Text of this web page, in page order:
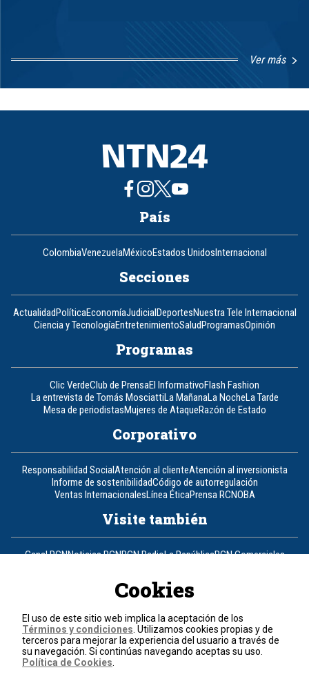
Ver más
8
País
ColombiaVenezuelaMéxicoEstados UnidosInternacional
Secciones
ActualidadPolíticaEconomíaJudicialDeportesNuestra Tele Internacional
Ciencia y TecnologíaEntretenimientoSaludProgramasOpinión
Programas
Clic VerdeClub de PrensaEl InformativoFlash Fashion
La entrevista de Tomás MosciattiLa MañanaLa NocheLa Tarde
Mesa de periodistasMujeres de AtaqueRazón de Estado
Corporativo
Responsabilidad SocialAtención al clienteAtención al inversionista
Informe de sostenibilidadCódigo de autorregulación
Ventas InternacionalesLínea ÉticaPrensa RCNOBA
Visite también
Canal RCNNoticias RCNRCN RadioLa RepúblicaRCN Comerciales
Un producto de RCN Televisión
Contáctenos
Teléfono+57 (601) 426 92 92
Cookies
El uso de este sitio web implica la aceptación de los
Términos y condiciones . Utilizamos cookies propias y de
terceros para mejorar la experiencia del usuario a través de
su navegación. Si continúas navegando aceptas su uso.
Política de Cookies